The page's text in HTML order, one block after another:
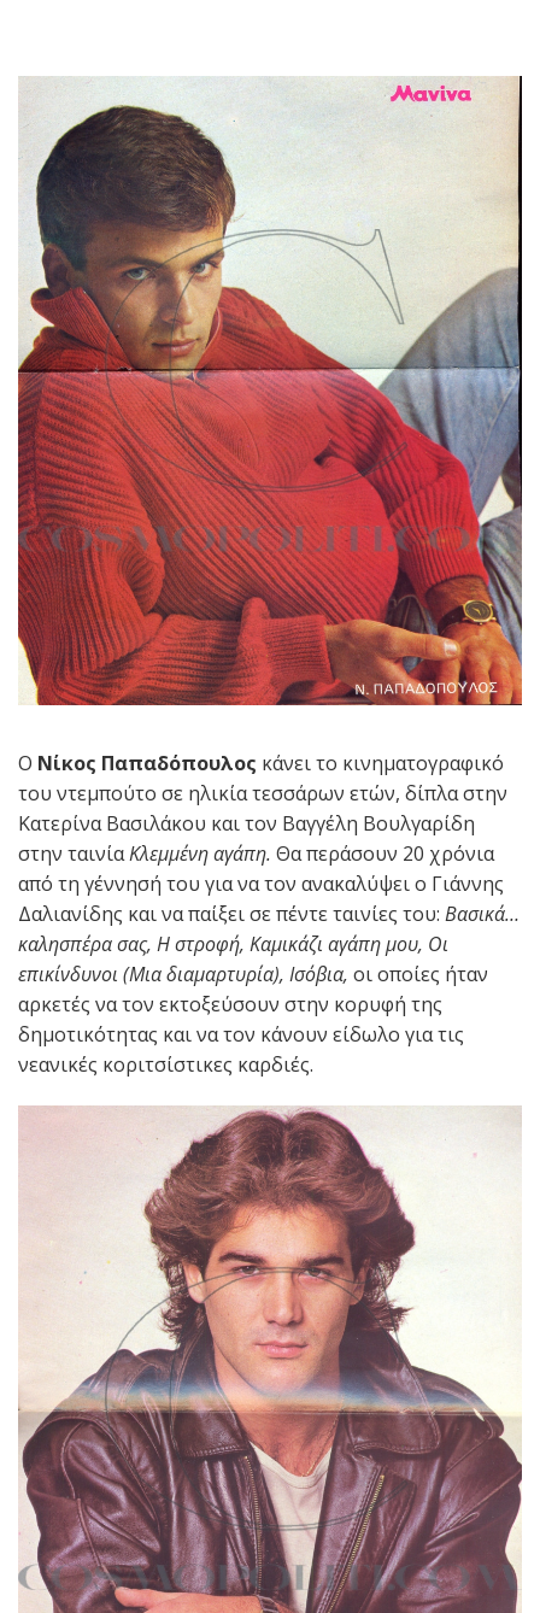
Ο Νίκος Παπαδόπουλος κάνει το κινηματογραφικό
του ντεμπούτο σε ηλικία τεσσάρων ετών, δίπλα στην
Κατερίνα Βασιλάκου και τον Βαγγέλη Βουλγαρίδη
στην ταινίαΚλεμμένη αγάπη. Θα περάσουν 20 χρόνια
από τη γέννησή του για να τον ανακαλύψει ο Γιάννης
Δαλιανίδης και να παίξει σε πέντε ταινίες του: Βασικά…
καλησπέρα σας, Η στροφή, Καμικάζι αγάπη μου, Οι
επικίνδυνοι (Μια διαμαρτυρία), Ισόβια, οι οποίες ήταν
αρκετές να τον εκτοξεύσουν στην κορυφή της
δημοτικότητας και να τον κάνουν είδωλο για τις
νεανικές κοριτσίστικες καρδιές.